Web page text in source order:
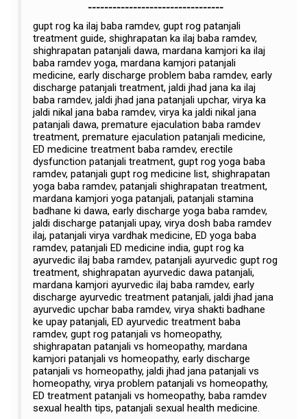
---------------------------------
gupt rog ka ilaj baba ramdev, gupt rog patanjali
treatment guide, shighrapatan ka ilaj baba ramdev,
shighrapatan patanjali dawa, mardana kamjori ka ilaj
baba ramdev yoga, mardana kamjori patanjali
medicine, early discharge problem baba ramdev, early
discharge patanjali treatment, jaldi jhad jana ka ilaj
baba ramdev, jaldi jhad jana patanjali upchar, virya ka
jaldi nikal jana baba ramdev, virya ka jaldi nikal jana
patanjali dawa, premature ejaculation baba ramdev
treatment, premature ejaculation patanjali medicine,
ED medicine treatment baba ramdev, erectile
dysfunction patanjali treatment, gupt rog yoga baba
ramdev, patanjali gupt rog medicine list, shighrapatan
yoga baba ramdev, patanjali shighrapatan treatment,
mardana kamjori yoga patanjali, patanjali stamina
badhane ki dawa, early discharge yoga baba ramdev,
jaldi discharge patanjali upay, virya dosh baba ramdev
ilaj, patanjali virya vardhak medicine, ED yoga baba
ramdev, patanjali ED medicine india, gupt rog ka
ayurvedic ilaj baba ramdev, patanjali ayurvedic gupt rog
treatment, shighrapatan ayurvedic dawa patanjali,
mardana kamjori ayurvedic ilaj baba ramdev, early
discharge ayurvedic treatment patanjali, jaldi jhad jana
ayurvedic upchar baba ramdev, virya shakti badhane
ke upay patanjali, ED ayurvedic treatment baba
ramdev, gupt rog patanjali vs homeopathy,
shighrapatan patanjali vs homeopathy, mardana
kamjori patanjali vs homeopathy, early discharge
patanjali vs homeopathy, jaldi jhad jana patanjali vs
homeopathy, virya problem patanjali vs homeopathy,
ED treatment patanjali vs homeopathy, baba ramdev
sexual health tips, patanjali sexual health medicine.